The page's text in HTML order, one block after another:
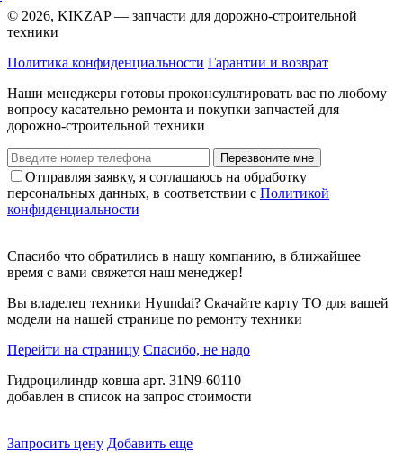
© 2026, KIKZAP — запчасти для дорожно-строительной
техники
Политика конфиденциальности Гарантии и возврат
Наши менеджеры готовы проконсультировать вас по любому
вопросу касательно ремонта и покупки запчастей для
дорожно-строительной техники
Перезвоните мне
Отправляя заявку, я соглашаюсь на обработку
персональных данных, в соответствии с Политикой
конфиденциальности
Спасибо что обратились в нашу компанию, в ближайшее
время с вами свяжется наш менеджер!
Вы владелец техники Hyundai? Скачайте карту ТО для вашей
модели на нашей странице по ремонту техники
Перейти на страницу Спасибо, не надо
Гидроцилиндр ковша арт. 31N9-60110
добавлен в список на запрос стоимости
Запросить цену Добавить еще